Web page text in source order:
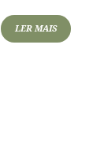
LER MAIS